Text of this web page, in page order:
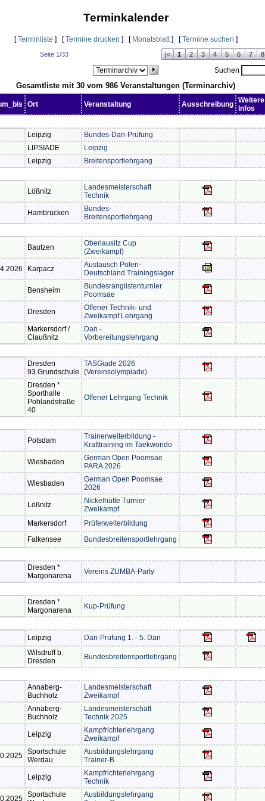
Terminkalender
[Terminliste ] [Termine drucken ] [ Monatsblatt] [Termine suchen ]
Seite 1/33 |< 1 2 3 4 5 6 7 8
Suchen
Gesamtliste mit 30 vom 986 Veranstaltungen (Terminarchiv)
Ort Veranstaltung Ausschreibung
Weitere
Infos
Leipzig
Bundes-Dan-Prüfung
LIPSIADE
Leipzig
Leipzig
Breitensportlehrgang
Lößnitz
Landesmeisterschaft
Technik
Hambrücken
Bundes-
Breitensportlehrgang
Bautzen
Oberlausitz Cup
(Zweikampf)
Karpacz
Austausch Polen-
Deutschland Trainingslager
Bensheim
Bundesranglistenturnier
Poomsae
Dresden
Offener Technik- und
Zweikampf Lehrgang
Markersdorf /
Claußnitz
Dan -
Vorbereitungslehrgang
Dresden
93.Grundschule
TASGiade 2026
(Vereinsolympiade)
Dresden *
Sporthalle
Pohlandstraße
40
Offener Lehrgang Technik
Potsdam
Trainerweiterbildung -
Krafttraining im Taekwondo
Wiesbaden
German Open Poomsae
PARA 2026
Wiesbaden
German Open Poomsae
2026
Lößnitz
Nickelhütte Turnier
Zweikampf
Markersdorf
Prüferweiterbildung
Falkensee
Bundesbreitensportlehrgang
Dresden *
Margonarena
Vereins ZUMBA-Party
Dresden *
Margonarena
Kup-Prüfung
Leipzig Dan-Prüfung 1. - 5. Dan
Wilsdruff b.
Dresden
Bundesbreitensportlehrgang
Annaberg-
Buchholz
Landesmeisterschaft
Zweikampf
Annaberg-
Buchholz
Landesmeisterschaft
Technik 2025
Leipzig
Kampfrichterlehrgang
Zweikampf
Sportschule
Werdau
Ausbildungslehrgang
Trainer-B
Leipzig
Kampfrichterlehrgang
Technik
Sportschule
Ausbildungslehrgang